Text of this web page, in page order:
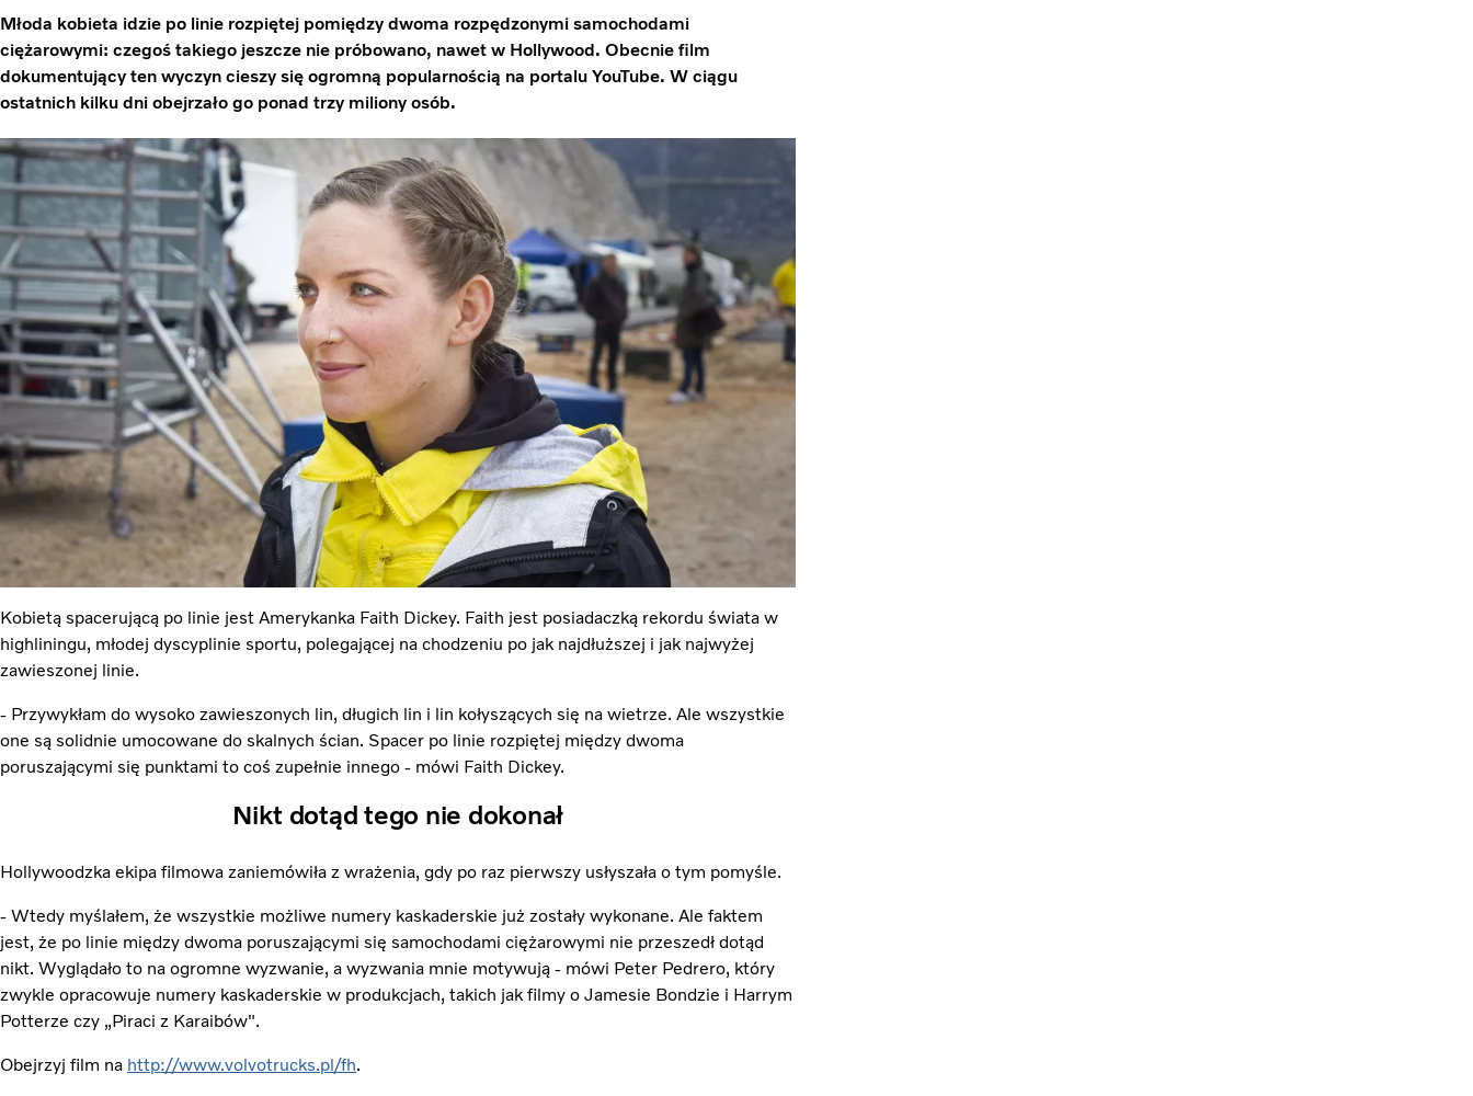
Młoda kobieta idzie po linie rozpiętej pomiędzy dwoma rozpędzonymi samochodami
ciężarowymi: czegoś takiego jeszcze nie próbowano, nawet w Hollywood. Obecnie film
dokumentujący ten wyczyn cieszy się ogromną popularnością na portalu YouTube. W ciągu
ostatnich kilku dni obejrzało go ponad trzy miliony osób.
Kobietą spacerującą po linie jest Amerykanka Faith Dickey. Faith jest posiadaczką rekordu świata w
highliningu, młodej dyscyplinie sportu, polegającej na chodzeniu po jak najdłuższej i jak najwyżej
zawieszonej linie.
- Przywykłam do wysoko zawieszonych lin, długich lin i lin kołyszących się na wietrze. Ale wszystkie
one są solidnie umocowane do skalnych ścian. Spacer po linie rozpiętej między dwoma
poruszającymi się punktami to coś zupełnie innego - mówi Faith Dickey.
Nikt dotąd tego nie dokonał
Hollywoodzka ekipa filmowa zaniemówiła z wrażenia, gdy po raz pierwszy usłyszała o tym pomyśle.
- Wtedy myślałem, że wszystkie możliwe numery kaskaderskie już zostały wykonane. Ale faktem
jest, że po linie między dwoma poruszającymi się samochodami ciężarowymi nie przeszedł dotąd
nikt. Wyglądało to na ogromne wyzwanie, a wyzwania mnie motywują - mówi Peter Pedrero, który
zwykle opracowuje numery kaskaderskie w produkcjach, takich jak filmy o Jamesie Bondzie i Harrym
Potterze czy „Piraci z Karaibów".
Obejrzyj film na http://www.volvotrucks.pl/fh.